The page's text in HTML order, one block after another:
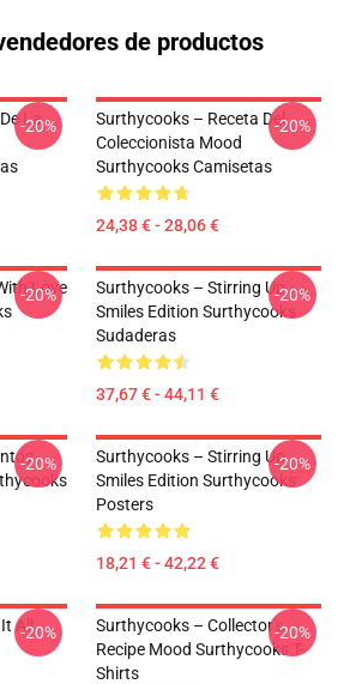
de productos
La
-20%
Surthycooks – Receta Del
Coleccionista Mood
Surthycooks Camisetas
24,38 € - 28,06 €
-20%
Love
-20%
Surthycooks – Stirring Up
Smiles Edition Surthycooks
Sudaderas
37,67 € - 44,11 €
-20%
-20%
Surthycooks – Stirring Up
Smiles Edition Surthycooks
Posters
18,21 € - 42,22 €
-20%
All
-20%
Surthycooks – Collector’s
Recipe Mood Surthycooks T-
Shirts
-20%